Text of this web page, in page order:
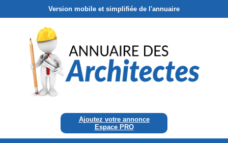
Version mobile et simplifiée de l'annuaire
Ajoutez votre annonce
Espace PRO